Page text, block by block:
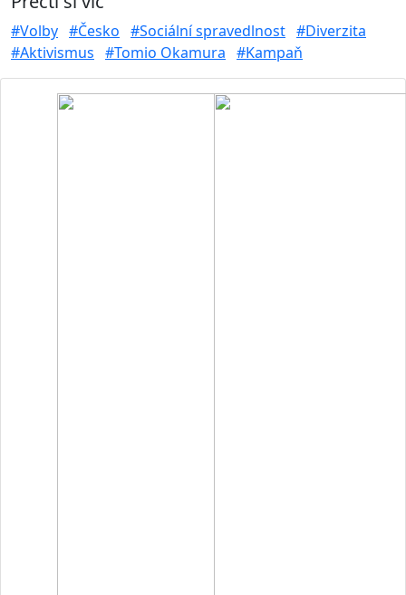
#Volby #Česko #Sociální spravedlnost #Diverzita
#Aktivismus #Tomio Okamura #Kampaň